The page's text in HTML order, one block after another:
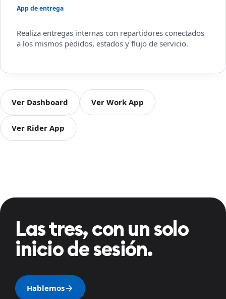
App de entrega
Realiza entregas internas con repartidores conectados
a los mismos pedidos, estados y flujo de servicio.
Ver Dashboard Ver Work App
Ver Rider App
Las tres, con un solo
inicio de sesión.
Hablemos